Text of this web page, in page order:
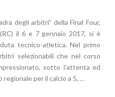
degli arbitri” della Final Four,
il 6 e 7 gennaio 2017, si è
tecnico-atletica. Nel primo
selezionabili che nel corso
sotto l’attenta ed
per il calcio a 5, …